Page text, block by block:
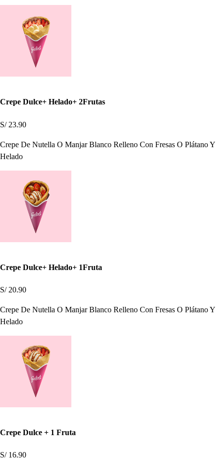
Crepe Dulce+ Helado+ 2Frutas
S/ 23.90
Crepe De Nutella O Manjar Blanco Relleno Con Fresas O Plátano Y
Helado
Crepe Dulce+ Helado+ 1Fruta
S/ 20.90
Crepe De Nutella O Manjar Blanco Relleno Con Fresas O Plátano Y
Helado
Crepe Dulce + 1 Fruta
S/ 16.90